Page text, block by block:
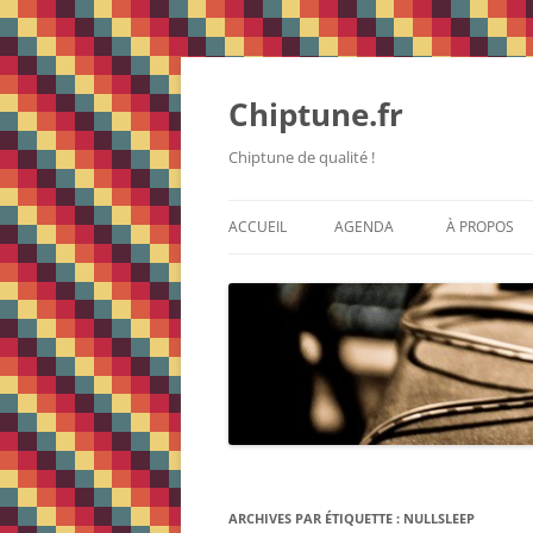
Chiptune.fr
Chiptune de qualité !
ACCUEIL AGENDA À PROPOS
ARCHIVES PAR ÉTIQUETTE : NULLSLEEP